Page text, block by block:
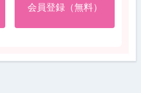
会員登録（無料）